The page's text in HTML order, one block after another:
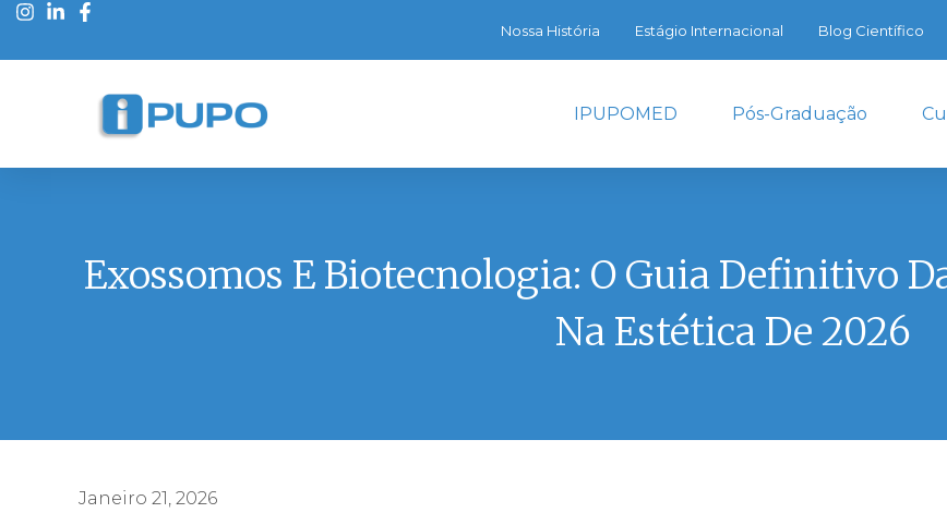
Nossa História Estágio Internacional Blog Científico
IPUPOMED Pós-Graduação
Exossomos E Biotecnologia: O Guia Definitivo
Na Estética De 2026
Janeiro 21, 2026